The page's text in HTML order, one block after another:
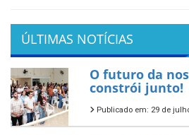
ÚLTIMAS NOTÍCIAS
O futuro da
constrói junto!
Publicado em: 29 de